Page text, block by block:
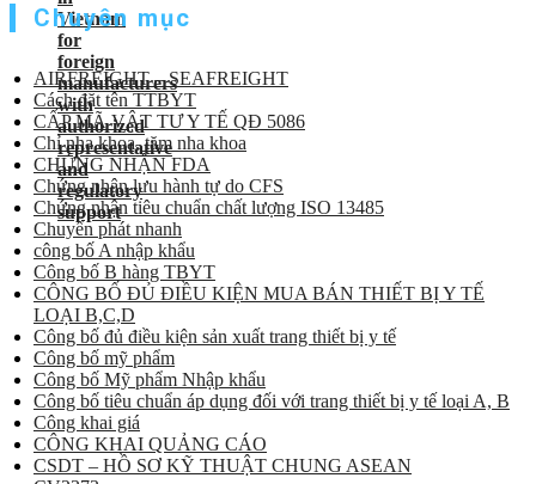
Chuyên mục
AIRFREIGHT – SEAFREIGHT
Cách đặt tên TTBYT
CẤP MÃ VẬT TƯ Y TẾ QĐ 5086
Chỉ nha khoa, tăm nha khoa
CHỨNG NHẬN FDA
Chứng nhận lưu hành tự do CFS
Chứng nhận tiêu chuẩn chất lượng ISO 13485
Chuyển phát nhanh
công bố A nhập khẩu
Công bố B hàng TBYT
CÔNG BỐ ĐỦ ĐIỀU KIỆN MUA BÁN THIẾT BỊ Y TẾ
LOẠI B,C,D
Công bố đủ điều kiện sản xuất trang thiết bị y tế
Công bố mỹ phẩm
Công bố Mỹ phẩm Nhập khẩu
Công bố tiêu chuẩn áp dụng đối với trang thiết bị y tế loại A, B
Công khai giá
CÔNG KHAI QUẢNG CÁO
CSDT – HỒ SƠ KỸ THUẬT CHUNG ASEAN